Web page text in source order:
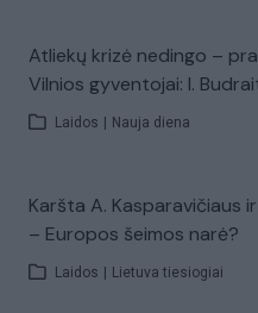
Atliekų krizė nedingo –
Vilnios gyventojai: I.
Laidos Nauja diena
Karšta A. Kasparavičiaus
– Europos šeimos narė?
Laidos Lietuva tiesiogiai